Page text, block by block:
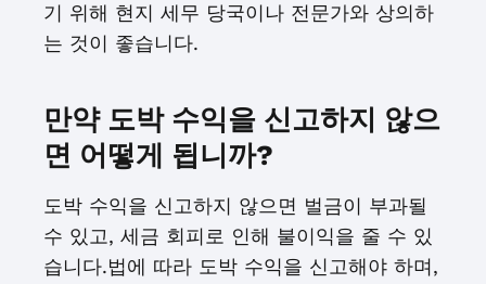
기 위해 현지 세무 당국이나 전문가와 상의하
는 것이 좋습니다.
만약 도박 수익을 신고하지 않으
면 어떻게 됩니까?
도박 수익을 신고하지 않으면 벌금이 부과될
수 있고, 세금 회피로 인해 불이익을 줄 수 있
습니다.법에 따라 도박 수익을 신고해야 하며,